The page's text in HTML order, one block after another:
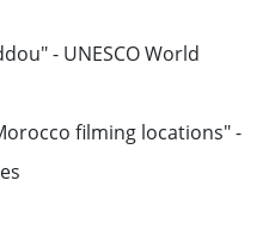
- UNESCO World
filming locations" -